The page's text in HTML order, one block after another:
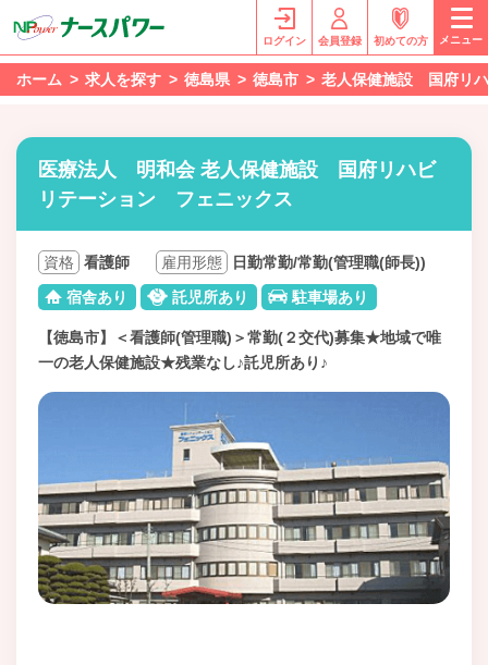
ログイン 会員登録 初めての方 メニュー
ホーム 求人を探す 徳島県 徳島市 老人保健施設 国府リ
医療法人 明和会 老人保健施設 国府リハビ
リテーション フェニックス
資格 看護師 雇用形態
日勤常勤/常勤(管理職(師長))
宿舎あり
託児所あり 駐車場あり
【徳島市】＜看護師(管理職)＞常勤(２交代)募集★地域で唯
一の老人保健施設★残業なし♪託児所あり♪